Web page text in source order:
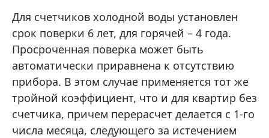
Для счетчиков холодной воды установлен
срок поверки 6 лет, для горячей – 4 года.
Просроченная поверка может быть
автоматически приравнена к отсутствию
прибора. В этом случае применяется тот же
тройной коэффициент, что и для квартир без
счетчика, причем перерасчет делается с 1-го
числа месяца, следующего за истечением